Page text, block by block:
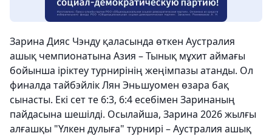
Зарина Дияс Чэнду қаласында өткен Аустралия
ашық чемпионатына Азия – Тынық мұхит аймағы
бойынша іріктеу турнирінің жеңімпазы атанды. Ол
финалда тайбэйлік Лян Эньшуомен өзара бақ
сынасты. Екі сет те 6:3, 6:4 есебімен Заринаның
пайдасына шешілді. Осылайша, Зарина 2026 жылғы
алғашқы "Үлкен дулыға" турнирі – Аустралия ашық